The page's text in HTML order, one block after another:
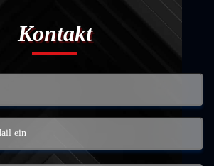
Kontakt